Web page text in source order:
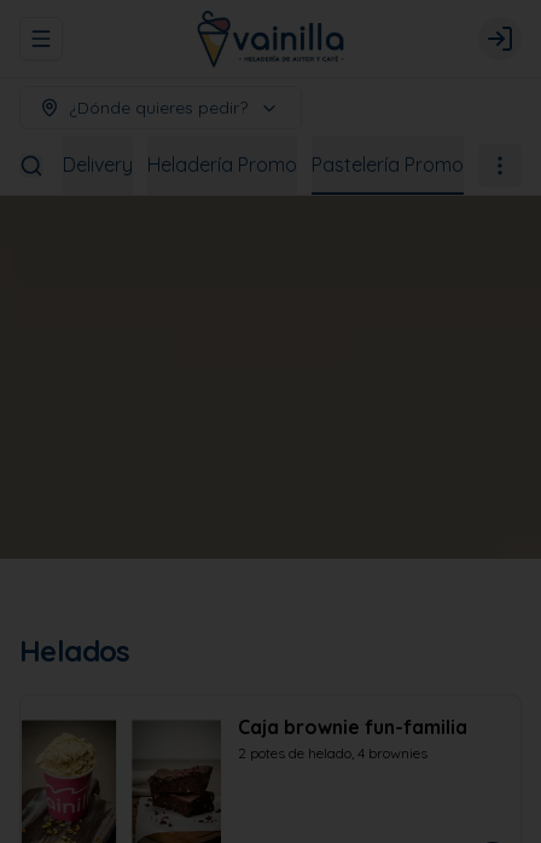
Abrir menu de navegación Login
¿Dónde quieres pedir?
Delivery Heladería Promo Pastelería Promo
Helados
Caja brownie fun-familia
2 potes de helado, 4 brownies